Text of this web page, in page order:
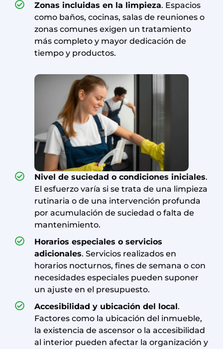
Zonas incluidas en la limpieza. Espacios
como baños, cocinas, salas de reuniones o
zonas comunes exigen un tratamiento
más completo y mayor dedicación de
tiempo y productos.
Nivel de suciedad o condiciones iniciales.
El esfuerzo varía si se trata de una limpieza
rutinaria o de una intervención profunda
por acumulación de suciedad o falta de
mantenimiento.
Horarios especiales o servicios
adicionales. Servicios realizados en
horarios nocturnos, fines de semana o con
necesidades especiales pueden suponer
un ajuste en el presupuesto.
Accesibilidad y ubicación del local.
Factores como la ubicación del inmueble,
la existencia de ascensor o la accesibilidad
al interior pueden afectar la organización y